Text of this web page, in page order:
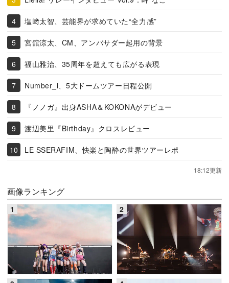
塩﨑太智、芸能界が求めていた“全力感”
宮舘涼太、CM、アンバサダー起用の背景
福山雅治、35周年を超えても広がる表現
Number_i、5大ドームツアー日程公開
『ノノガ』出身ASHA＆KOKONAがデビュー
渡辺美里『Birthday』クロスレビュー
LE SSERAFIM、快楽と陶酔の世界ツアーレポ
18:12更新
画像ランキング